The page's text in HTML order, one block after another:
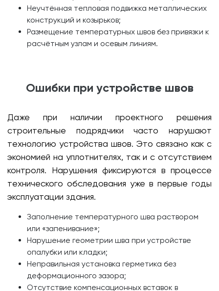
Неучтённая тепловая подвижка металлических
конструкций и козырьков;
Размещение температурных швов без привязки к
расчётным узлам и осевым линиям.
Ошибки при устройстве швов
Даже при наличии проектного решения
строительные подрядчики часто нарушают
технологию устройства швов. Это связано как с
экономией на уплотнителях, так и с отсутствием
контроля. Нарушения фиксируются в процессе
технического обследования уже в первые годы
эксплуатации здания.
Заполнение температурного шва раствором
или «запенивание»;
Нарушение геометрии шва при устройстве
опалубки или кладки;
Неправильная установка герметика без
деформационного зазора;
Отсутствие компенсационных вставок в